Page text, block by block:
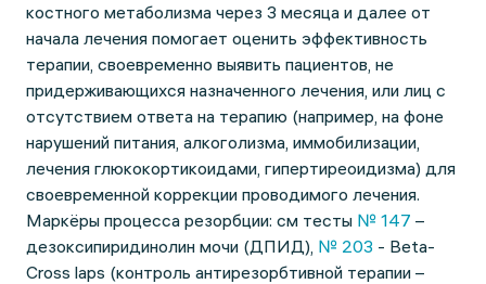
костного метаболизма через 3 месяца и далее от
начала лечения помогает оценить эффективность
терапии, своевременно выявить пациентов, не
придерживающихся назначенного лечения, или лиц с
отсутствием ответа на терапию (например, на фоне
нарушений питания, алкоголизма, иммобилизации,
лечения глюкокортикоидами, гипертиреоидизма) для
своевременной коррекции проводимого лечения.
Маркёры процесса резорбции: см тесты № 147 –
дезоксипиридинолин мочи (ДПИД), № 203 - Beta-
Cross laps (контроль антирезорбтивной терапии –